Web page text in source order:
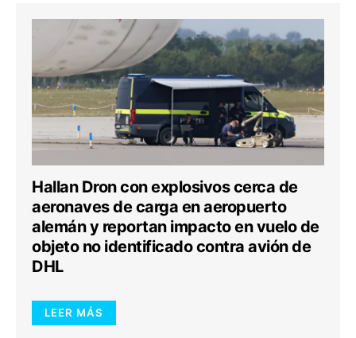
Hallan Dron con explosivos cerca de
aeronaves de carga en aeropuerto
alemán y reportan impacto en vuelo de
objeto no identificado contra avión de
DHL
LEER MÁS